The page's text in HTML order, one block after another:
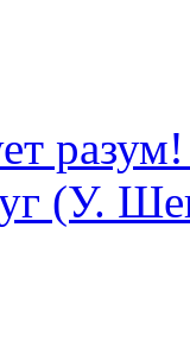
(У.